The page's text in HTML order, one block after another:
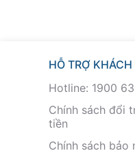
HỖ TRỢ
Hotline: 1900
Chính sách đổi
tiền
Chính sách bảo